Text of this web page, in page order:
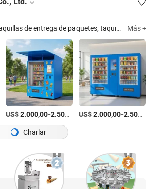
de paquetes, taquilla de lavandería, máquina expendedora de flores, taquilla refrigerada, estaciones de carga de teléfonos móviles, banco de energía compartido, máquina expendedora, taquillas expendedoras, taquillas para equipaje, señalización digital LCD Más +
/Pieza
US$2.000,00-2.500,00 /Pieza
US$2.000,00-2.500,00
Charlar